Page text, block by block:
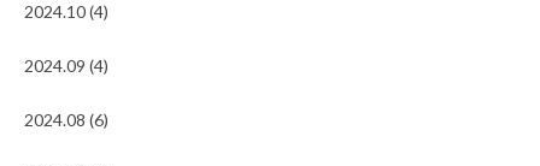
2024.10 (4)
2024.09 (4)
2024.08 (6)